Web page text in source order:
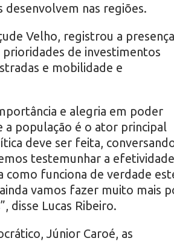
nas regiões.
Velho, registrou a presença
prioridades de investimentos
e mobilidade e
e alegria em poder
a população é o ator principal
deve ser feita,
testemunhar a efetividade
como funciona de verdade
vamos fazer muito mais
disse Lucas Ribeiro.
Júnior Caroé, as